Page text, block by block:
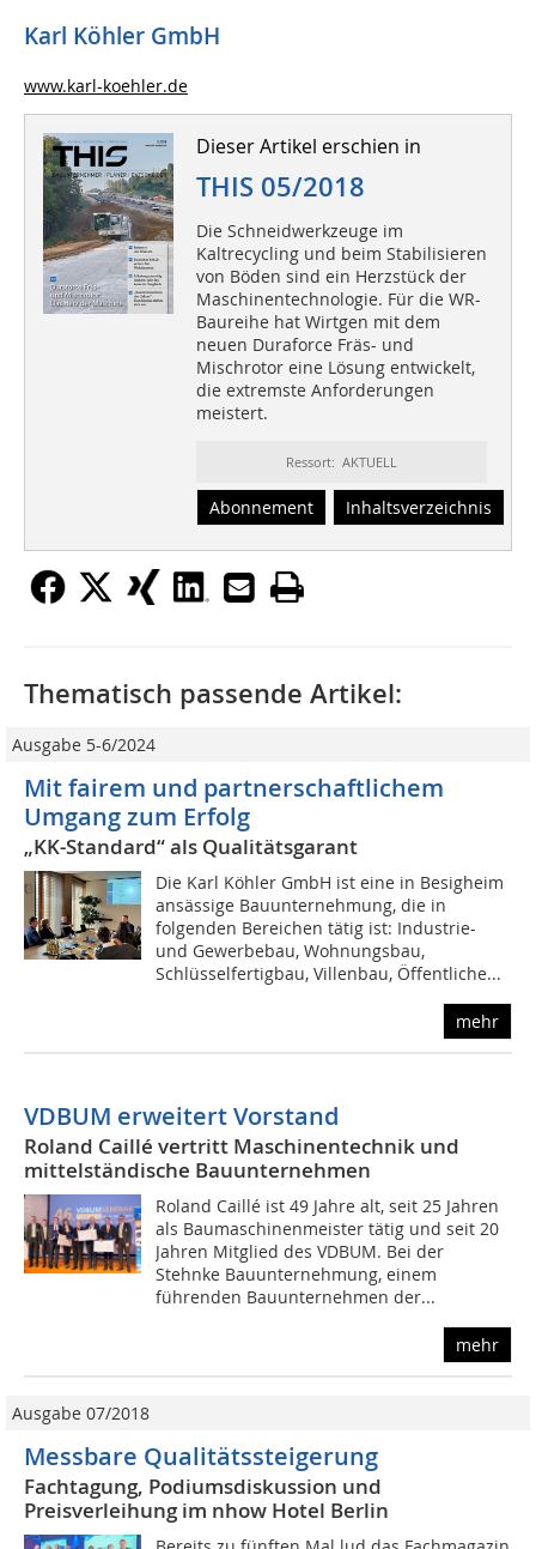
Karl Köhler GmbH
www.karl-koehler.de
Dieser Artikel erschien in
THIS 05/2018
Die Schneidwerkzeuge im
Kaltrecycling und beim Stabilisieren
von Böden sind ein Herzstück der
Maschinentechnologie. Für die WR-
Baureihe hat Wirtgen mit dem
neuen Duraforce Fräs- und
Mischrotor eine Lösung entwickelt,
die extremste Anforderungen
meistert.
Ressort: AKTUELL
Abonnement Inhaltsverzeichnis
Thematisch passende Artikel:
Ausgabe 5-6/2024
Mit fairem und partnerschaftlichem
Umgang zum Erfolg
„KK-Standard“ als Qualitätsgarant
Die Karl Köhler GmbH ist eine in Besigheim
ansässige Bauunternehmung, die in
folgenden Bereichen tätig ist: Industrie-
und Gewerbebau, Wohnungsbau,
Schlüsselfertigbau, Villenbau, Öffentliche...
mehr
VDBUM erweitert Vorstand
Roland Caillé vertritt Maschinentechnik und
mittelständische Bauunternehmen
Roland Caillé ist 49 Jahre alt, seit 25 Jahren
als Baumaschinenmeister tätig und seit 20
Jahren Mitglied des VDBUM. Bei der
Stehnke Bauunternehmung, einem
führenden Bauunternehmen der...
mehr
Ausgabe 07/2018
Messbare Qualitätssteigerung
Fachtagung, Podiumsdiskussion und
Preisverleihung im nhow Hotel Berlin